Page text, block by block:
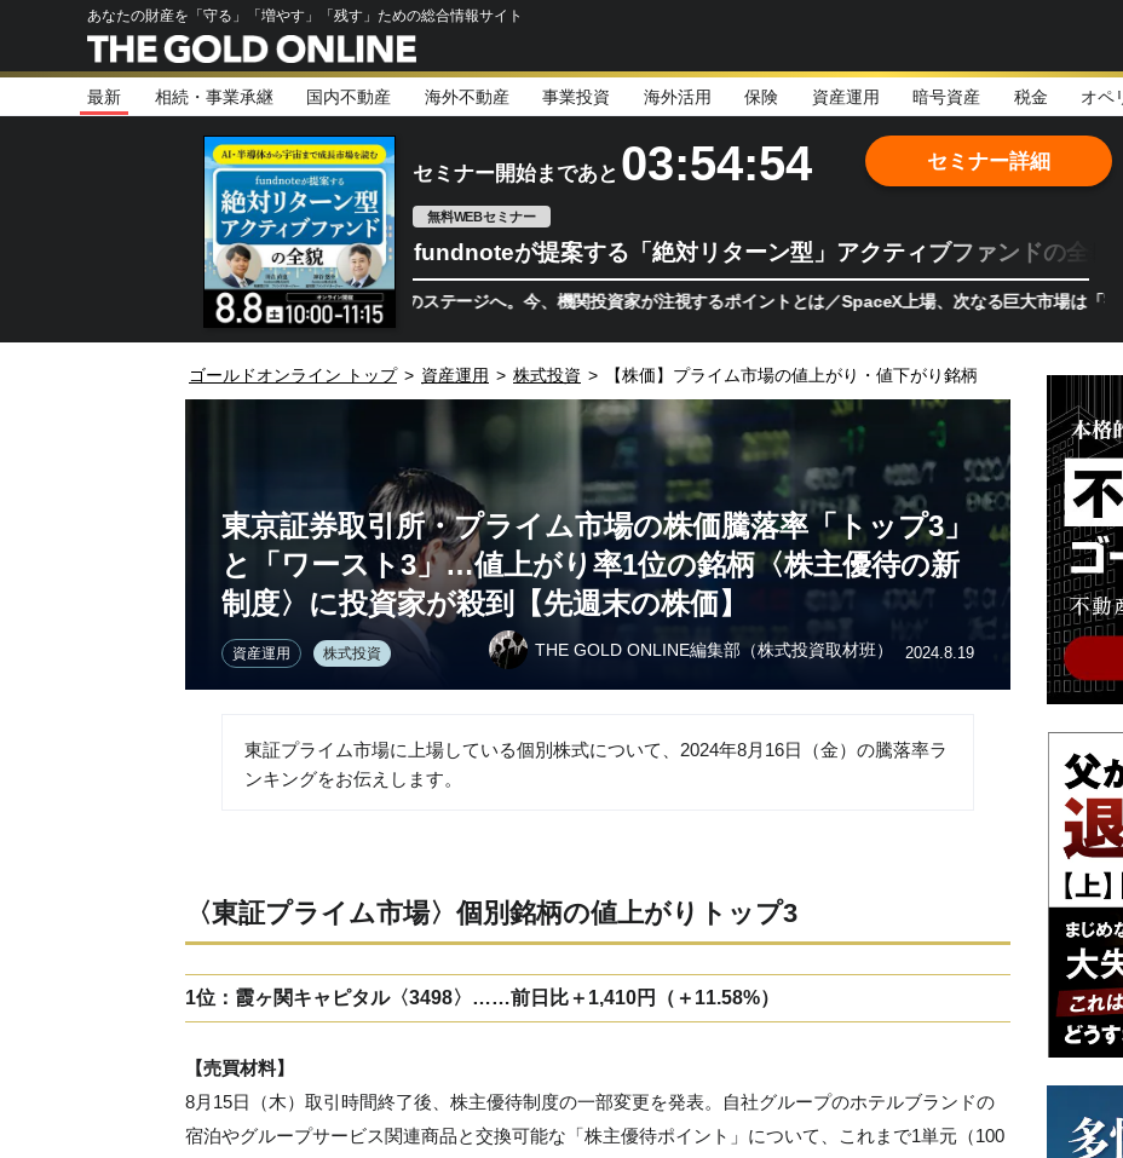
あなたの財産を「守る」「増やす」「残す」ための総合情報サイト
最新 相続・事業承継 国内不動産 海外不動産 事業投資 海外活用 保険 資産運用 暗号資産 税金 オペ
セミナー開始まであと 03:54:52
無料WEBセミナー
fundnoteが提案する「絶対リターン型」アクティブファンドの全貌
半導体相場は次のステージへ。今、機関投資家が注視するポイントとは／SpaceX上場、次なる巨大市場は「宇宙!?」
セミナー詳細
ゴールドオンライン トップ > 資産運用 > 株式投資 > 【株価】プライム市場の値上がり・値下がり銘柄
東京証券取引所・プライム市場の株価騰落率「トップ3」
と「ワースト3」…値上がり率1位の銘柄〈株主優待の新
制度〉に投資家が殺到【先週末の株価】
資産運用 株式投資 THE GOLD ONLINE編集部（株式投資取材班） 2024.8.19
東証プライム市場に上場している個別株式について、2024年8月16日（金）の騰落率ラ
ンキングをお伝えします。
〈東証プライム市場〉個別銘柄の値上がりトップ3
1位：霞ヶ関キャピタル〈3498〉……前日比＋1,410円（＋11.58%）
【売買材料】
8月15日（木）取引時間終了後、株主優待制度の一部変更を発表。自社グループのホテルブランドの
宿泊やグループサービス関連商品と交換可能な「株主優待ポイント」について、これまで1単元（100